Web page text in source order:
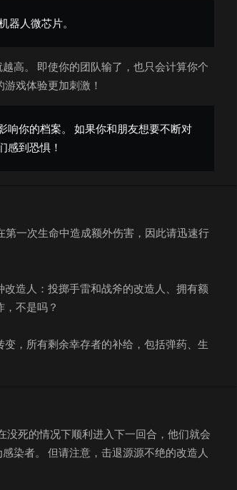
器人微芯片。
高。 即使你的团队输了，也只会计算你个
戏体验更加刺激！
响你的档案。 如果你和朋友想要不断对
感到恐惧！
第一次生命中造成额外伤害，因此请迅速行
造人：投掷手雷和战斧的改造人、拥有额
不是吗？
，所有剩余幸存者的补给，包括弹药、生
没死的情况下顺利进入下一回合，他们就会
染者。 但请注意，击退源源不绝的改造人